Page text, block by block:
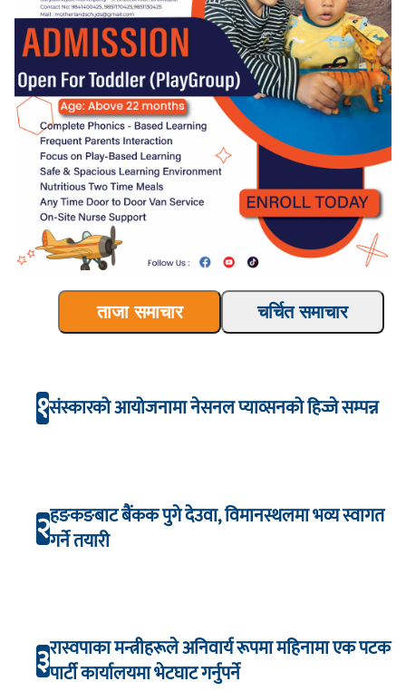
ताजा समाचार चर्चित समाचार
१संस्कारको आयोजनामा नेसनल प्याव्सनको हिज्जे सम्पन्न
२हङकङबाट बैंकक पुगे देउवा, विमानस्थलमा भव्य स्वागत
गर्ने तयारी
३रास्वपाका मन्त्रीहरूले अनिवार्य रूपमा महिनामा एक पटक
पार्टी कार्यालयमा भेटघाट गर्नुपर्ने